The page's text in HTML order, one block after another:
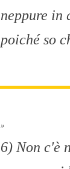
neppure in
poiché so
»
6) Non c'è